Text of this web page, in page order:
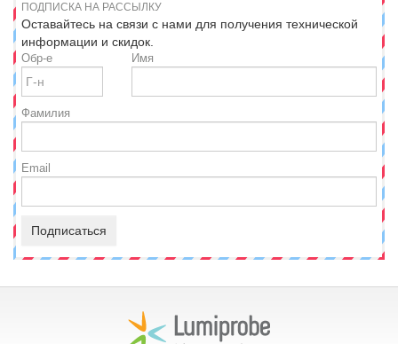
ПОДПИСКА НА РАССЫЛКУ
Оставайтесь на связи с нами для получения технической
информации и скидок.
Обр-е Имя
Фамилия
Email
Подписаться